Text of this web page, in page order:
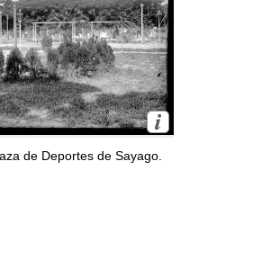
de Deportes de Sayago.